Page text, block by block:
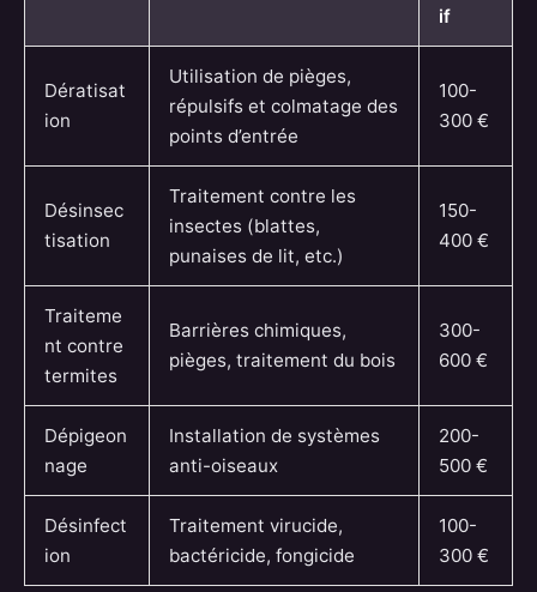
if
Dératisat
ion
Utilisation de pièges,
répulsifs et colmatage des
points d’entrée
100-
300 €
Désinsec
tisation
Traitement contre les
insectes (blattes,
punaises de lit, etc.)
150-
400 €
Traiteme
nt contre
termites
Barrières chimiques,
pièges, traitement du bois
300-
600 €
Dépigeon
nage
Installation de systèmes
anti-oiseaux
200-
500 €
Désinfect
ion
Traitement virucide,
bactéricide, fongicide
100-
300 €